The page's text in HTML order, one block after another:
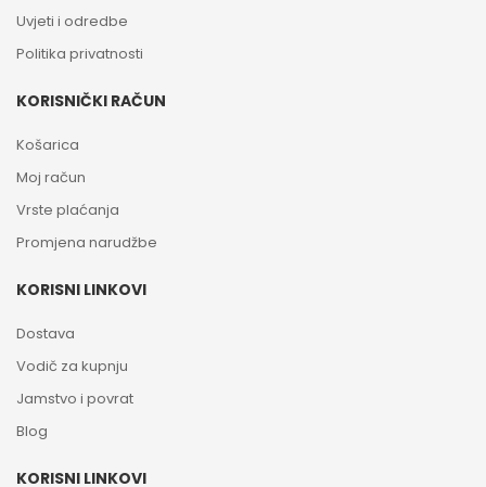
Uvjeti i odredbe
Politika privatnosti
KORISNIČKI RAČUN
Košarica
Moj račun
Vrste plaćanja
Promjena narudžbe
KORISNI LINKOVI
Dostava
Vodič za kupnju
Jamstvo i povrat
Blog
KORISNI LINKOVI